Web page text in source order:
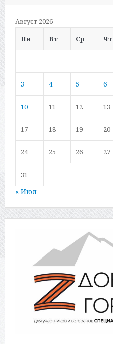
Август 2026
Пн
Вт Ср Чт
3 4 5 6
10 11 12 13
17 18 19 20
24 25 26 27
31
« Июл